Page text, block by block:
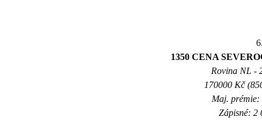
1350 CENA
Rovina NL -
170000 Kč
Maj. prémie:
Zápisné: 2